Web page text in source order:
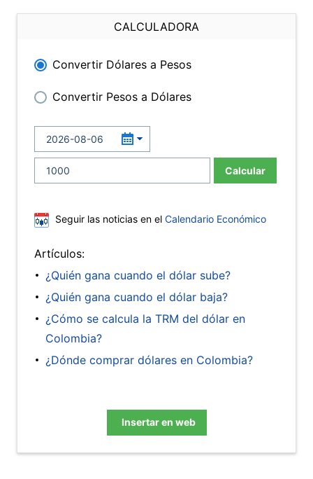
CALCULADORA
Convertir Dólares a Pesos
Convertir Pesos a Dólares
Calcular
Seguir las noticias en el Calendario Económico
Artículos:
¿Quién gana cuando el dólar sube?
¿Quién gana cuando el dólar baja?
¿Cómo se calcula la TRM del dólar en
Colombia?
¿Dónde comprar dólares en Colombia?
Insertar en web